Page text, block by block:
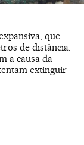
que
de distância.
a causa da
extinguir